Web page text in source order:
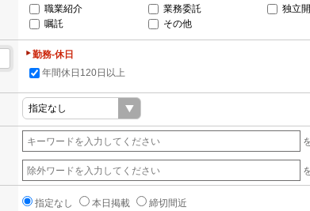
職業紹介
業務委託
独立
嘱託
その他
勤務-休日
年間休日120日以上
指定なし 本日掲載 締切間近